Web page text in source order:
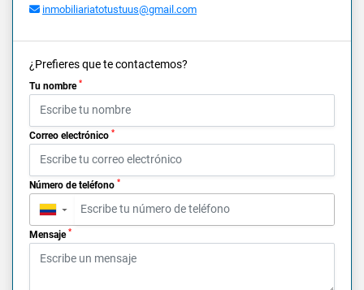
inmobiliariatotustuus@gmail.com
¿Prefieres que te contactemos?
Tu nombre *
Correo electrónico *
Número de teléfono *
▼
Mensaje *